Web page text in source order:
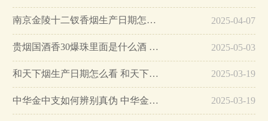
南京金陵十二钗香烟生产日期怎么看 南京金陵十二钗香烟保质期… 2025-04-07
贵烟国酒香30爆珠里面是什么酒 贵烟国酒香30怎么辨别真假… 2025-05-03
和天下烟生产日期怎么看 和天下烟真假辨别方法六个方面… 2025-03-19
中华金中支如何辨别真伪 中华金中支真假烟鉴别方法… 2025-03-19